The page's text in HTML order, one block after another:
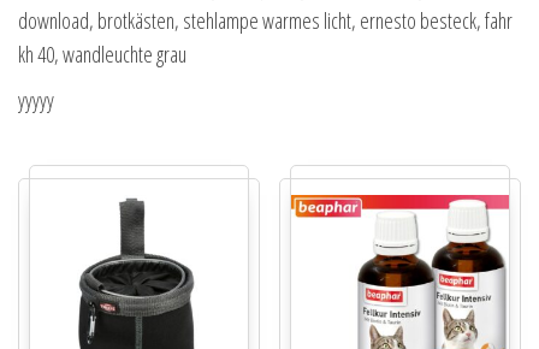
download, brotkästen, stehlampe warmes licht, ernesto besteck, fahr
kh 40, wandleuchte grau
yyyyy